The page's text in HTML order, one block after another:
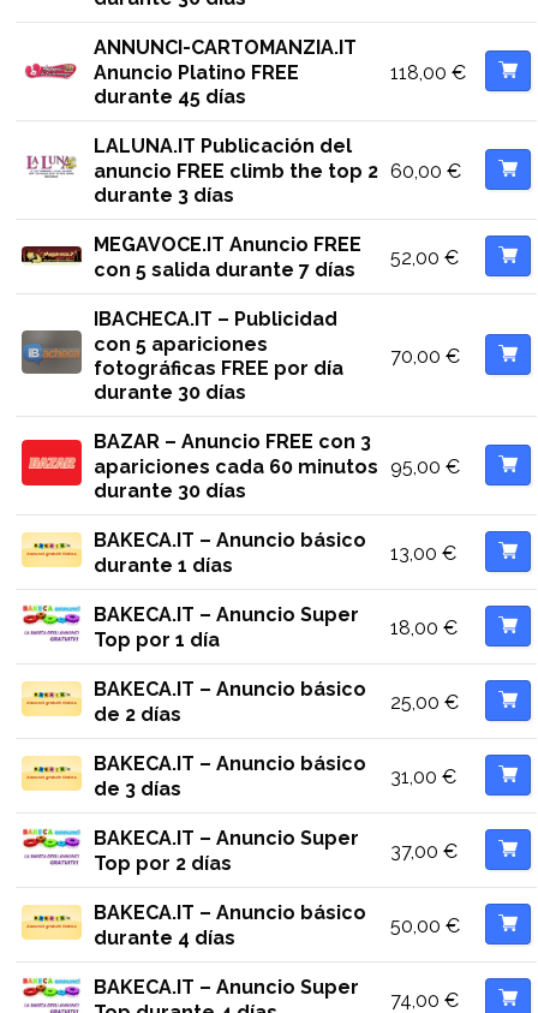
ANNUNCI-CARTOMANZIA.IT
Anuncio Platino FREE
durante 45 días
118,00 €
LALUNA.IT Publicación del
anuncio FREE climb the top 2
durante 3 días
60,00 €
MEGAVOCE.IT Anuncio FREE
con 5 salida durante 7 días
52,00 €
IBACHECA.IT – Publicidad
con 5 apariciones
fotográficas FREE por día
durante 30 días
70,00 €
BAZAR – Anuncio FREE con 3
apariciones cada 60 minutos
durante 30 días
95,00 €
BAKECA.IT – Anuncio básico
durante 1 días
13,00 €
BAKECA.IT – Anuncio Super
Top por 1 día
18,00 €
BAKECA.IT – Anuncio básico
de 2 días
25,00 €
BAKECA.IT – Anuncio básico
de 3 días
31,00 €
BAKECA.IT – Anuncio Super
Top por 2 días
37,00 €
BAKECA.IT – Anuncio básico
durante 4 días
50,00 €
BAKECA.IT – Anuncio Super
74,00 €